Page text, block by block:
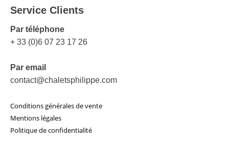
Service Clients
Par téléphone
+ 33 (0)6 07 23 17 26
Par email
contact@chaletsphilippe.com
Conditions générales de vente
Mentions légales
Politique de confidentialité